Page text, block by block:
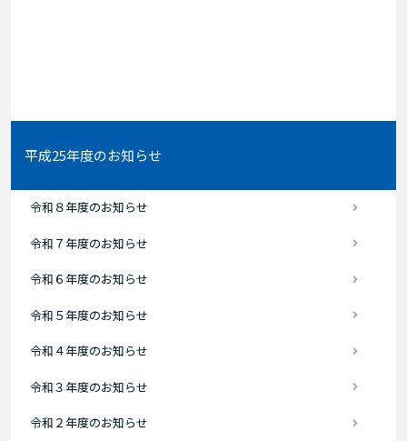
平成25年度のお知らせ
令和８年度のお知らせ
令和７年度のお知らせ
令和６年度のお知らせ
令和５年度のお知らせ
令和４年度のお知らせ
令和３年度のお知らせ
令和２年度のお知らせ